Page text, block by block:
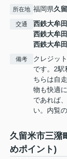
所在地 福岡県久
交通 西鉄大牟
西鉄大牟
西鉄大牟
備考
クレジッ
です。2駅
ちらは自
物も快適
であれば
い。内覧
久留米市三潴
めポイント)